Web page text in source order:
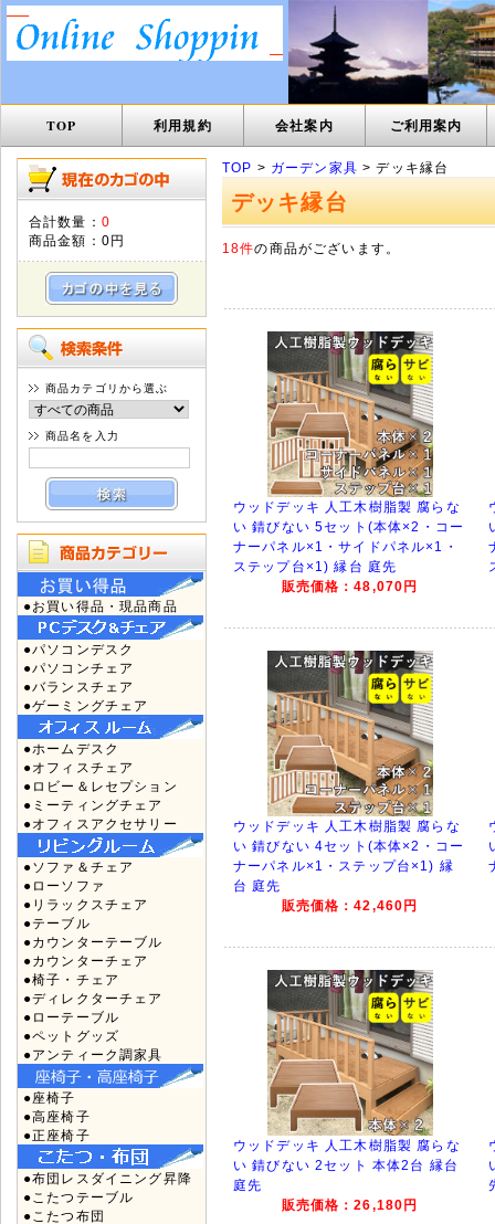
TOP 利用規約 会社案内 ご利用案内
合計数量： 0
商品金額： 0円
商品カテゴリから選ぶ
商品名を入力
●お買い得品・現品商品
●パソコンデスク
●パソコンチェア
●バランスチェア
●ゲーミングチェア
●ホームデスク
●オフィスチェア
●ロビー＆レセプション
●ミーティングチェア
●オフィスアクセサリー
●ソファ＆チェア
●ローソファ
●リラックスチェア
●テーブル
●カウンターテーブル
●カウンターチェア
●椅子・チェア
●ディレクターチェア
●ローテーブル
●ペットグッズ
●アンティーク調家具
●座椅子
●高座椅子
●正座椅子
●布団レスダイニング昇降
●こたつテーブル
●こたつ布団
TOP > ガーデン家具 > デッキ縁台
デッキ縁台
18件の商品がございます。
ウッドデッキ 人工木樹脂製 腐らな
い 錆びない 5セット(本体×2・コー
ナーパネル×1・サイドパネル×1・
ステップ台×1) 縁台 庭先
販売価格：48,070円
ウッドデッキ 人工木樹脂製 腐らな
い 錆びない 4セット(本体×2・コー
ナーパネル×1・ステップ台×1) 縁
台 庭先
販売価格：42,460円
ウッドデッキ 人工木樹脂製 腐らな
い 錆びない 2セット 本体2台 縁台
庭先
販売価格：26,180円